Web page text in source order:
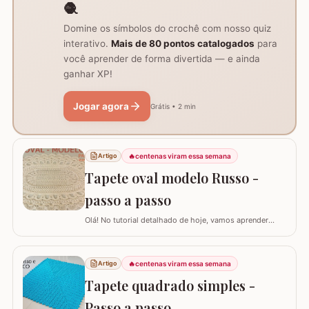
🧶
Domine os símbolos do crochê com nosso quiz
interativo. Mais de 80 pontos catalogados para
você aprender de forma divertida — e ainda
ganhar XP!
Jogar agora Grátis • 2 min
Artigo 🔥centenas viram essa semana
Tapete oval modelo Russo -
passo a passo
Olá! No tutorial detalhado de hoje, vamos aprender
RUSSO. Recentemente, postamos aqui no blog a versão
redonda deste modelo, e você pode conferir clicando
AQUI. Este é um trabalho clássico que combina com
vários ambientes e é uma excelente…
Artigo 🔥centenas viram essa semana
Tapete quadrado simples -